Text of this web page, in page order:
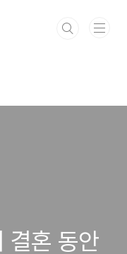
결혼 동안